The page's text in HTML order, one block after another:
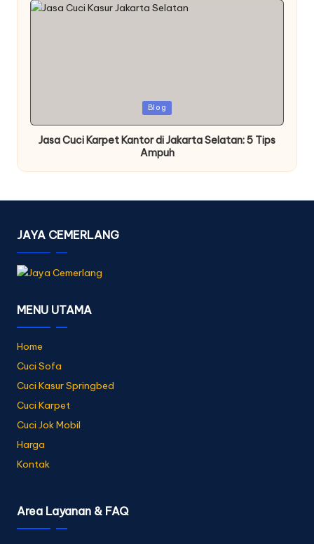
Blog
Jasa Cuci Karpet Kantor di Jakarta Selatan: 5 Tips
Ampuh
JAYA CEMERLANG
MENU UTAMA
Home
Cuci Sofa
Cuci Kasur Springbed
Cuci Karpet
Cuci Jok Mobil
Harga
Kontak
Area Layanan & FAQ